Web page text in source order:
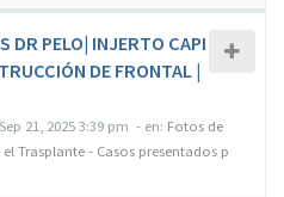
DR PELO| INJERTO CAPI
DE FRONTAL |
21, 2025 3:39 pm - en: Fotos de
Trasplante - Casos presentados p